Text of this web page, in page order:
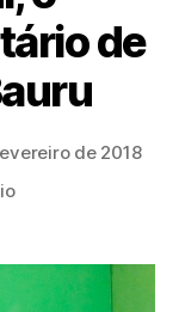
de
de 2018
em
edição
2: